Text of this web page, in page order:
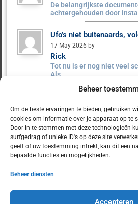
Beheer
Om de beste ervaringen te bieden, gebruiken
cookies om informatie over je apparaat op te
Door in te stemmen met deze technologieën
surfgedrag of unieke ID's op deze site
geeft of uw toestemming intrekt, kan dit een
bepaalde functies en mogelijkheden.
Beheer diensten
Accepteren
De belangrijkste
achtergehouden door
Ufo’s niet buitenaards,
17 May 2026 by
Rick
Tot nu is er nog niet veel
Als…
Ufo’s niet buitenaards,
9 May 2026 by MysteryX
Het Pentagon heeft ruim
vrijgegeven. Er zijn geen…
© 2025 Dulcet.nl